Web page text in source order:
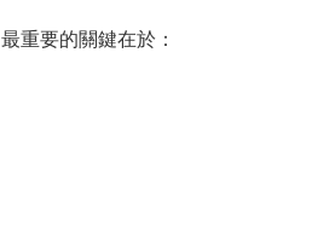
重要的關鍵在於：